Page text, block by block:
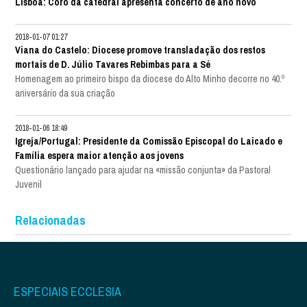
2018-01-07 01:27
Viana do Castelo: Diocese promove transladação dos restos
mortais de D. Júlio Tavares Rebimbas para a Sé
Homenagem ao primeiro bispo da diocese do Alto Minho decorre no 40.º
aniversário da sua criação
2018-01-06 18:49
Igreja/Portugal: Presidente da Comissão Episcopal do Laicado e
Família espera maior atenção aos jovens
Questionário lançado para ajudar na «missão conjunta» da Pastoral
Juvenil
Relacionadas
ESPECIAIS ECCLESIA